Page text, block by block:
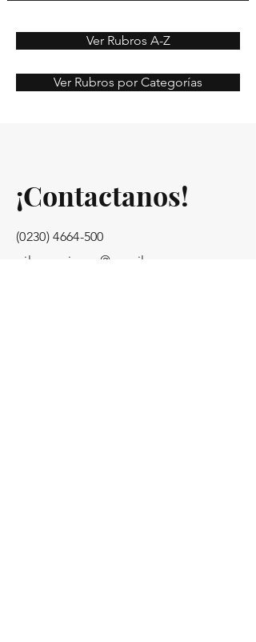
Ver Rubros A-Z
Ver Rubros por Categorías
¡Contactanos!
(0230) 4664-500
pilar.opciones@gmail.com